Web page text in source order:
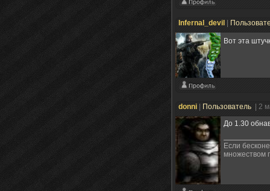
Infernal_devil
Вот эта
donni Пользователь
| 2
До 1.30
Если
множеством